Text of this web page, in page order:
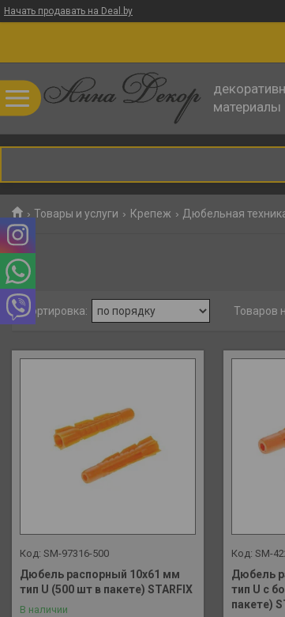
Начать продавать на Deal.by
материалы
Товары и услуги Крепеж Дюбельная
SM-97316-500
Дюбель распорный 10х61 мм
тип U (500 шт в пакете) STARFIX
В наличии
SM-
Дюбель
тип U с
пакете)
+375 (29)